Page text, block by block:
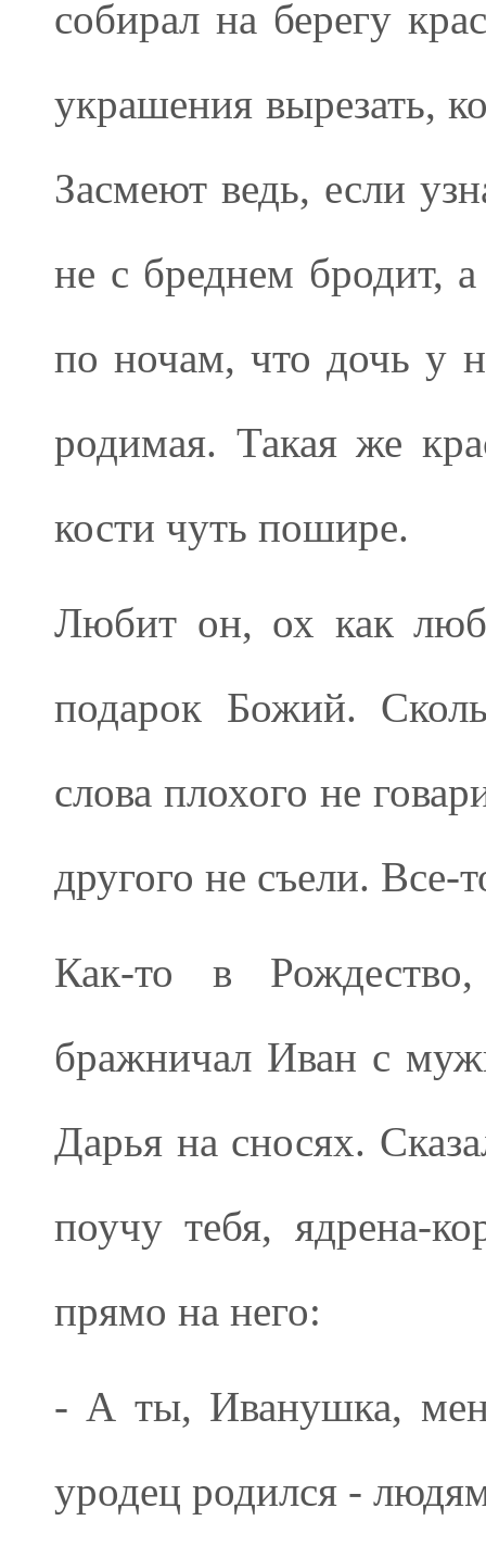
собирал на берегу
украшения вырезать,
Засмеют ведь, если
не с бреднем бродит,
по ночам, что дочь у
родимая. Такая же
кости чуть пошире.
Любит он, ох как
подарок Божий.
слова плохого не
другого не съели. Все-
Как-то в
бражничал Иван с
Дарья на сносях.
поучу тебя, ядрена-
прямо на него:
- А ты, Иванушка,
уродец родился -